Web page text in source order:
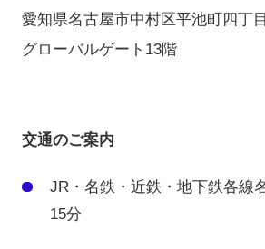
愛知県名古屋市中村区平池町四丁
グローバルゲート13階
交通のご案内
JR・名鉄・近鉄・地下鉄各線
15分